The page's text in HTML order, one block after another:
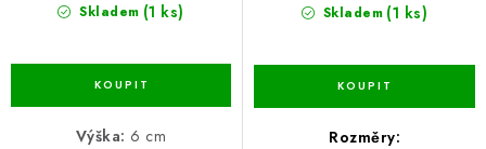
Skladem (1 ks)
Výška: 6 cm
Skladem (1 ks)
Rozměry: